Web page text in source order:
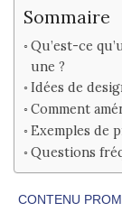
Sommaire
Qu’est-ce
une ?
Idées de
Comment
Exemples de
Questions